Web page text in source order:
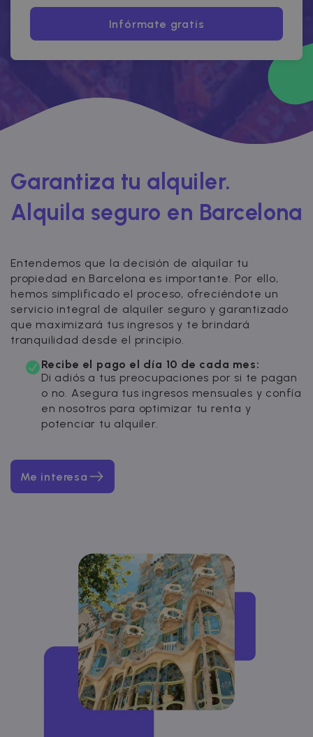
Infórmate gratis
Garantiza tu alquiler.
Alquila seguro en Barcelona
Entendemos que la decisión de alquilar tu
propiedad en Barcelona es importante. Por ello,
hemos simplificado el proceso, ofreciéndote un
servicio integral de alquiler seguro y garantizado
que maximizará tus ingresos y te brindará
tranquilidad desde el principio.
Recibe el pago el día 10 de cada mes:
Di adiós a tus preocupaciones por si te pagan
o no. Asegura tus ingresos mensuales y confía
en nosotros para optimizar tu renta y
potenciar tu alquiler.
Me interesa